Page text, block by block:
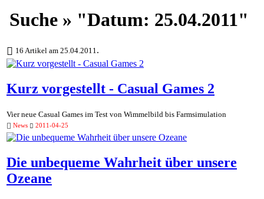
Suche » "Datum: 25.04.2011"
16 Artikel am 25.04.2011.
Kurz vorgestellt - Casual Games 2
Vier neue Casual Games im Test von Wimmelbild bis Farmsimulation
News 2011-04-25
Die unbequeme Wahrheit über unsere
Ozeane